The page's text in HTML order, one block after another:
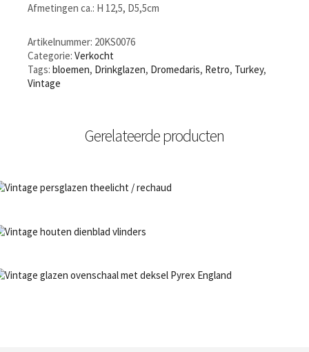
Afmetingen ca.: H 12,5, D5,5cm
Artikelnummer: 20KS0076
Categorie: Verkocht
Tags: bloemen, Drinkglazen, Dromedaris, Retro, Turkey,
Vintage
Gerelateerde producten